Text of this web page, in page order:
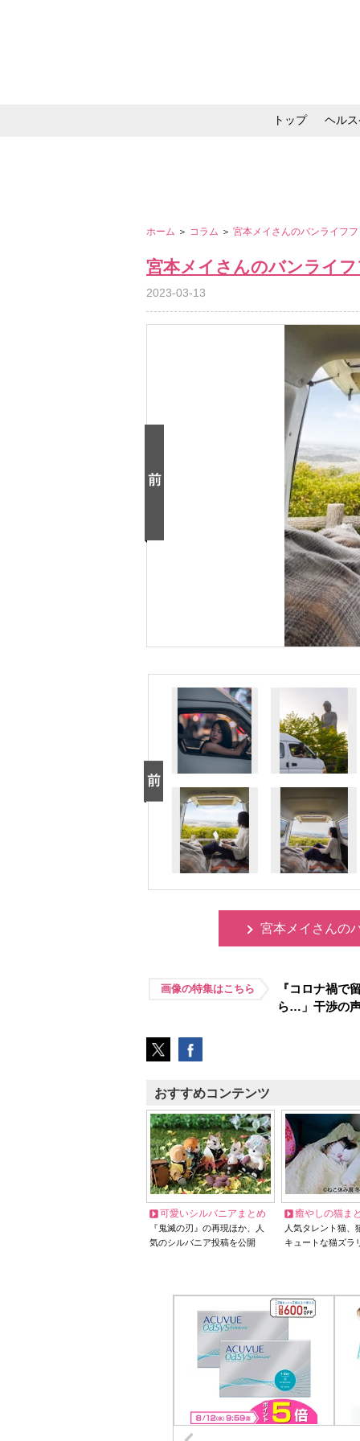
トップ ヘル
ホーム ＞ コラム ＞ 宮本メイさんのバンライフ
宮本メイさんのバンライ
2023-03-13
宮本メイさんの
画像の特集はこちら
『コロナ禍
ら…」干渉の
おすすめコンテンツ
可愛いシルバニアまとめ
『鬼滅の刃』の再現ほか、人
気のシルバニア投稿を公開
癒やしの猫ま
人気タレント猫
キュートな猫ズラ